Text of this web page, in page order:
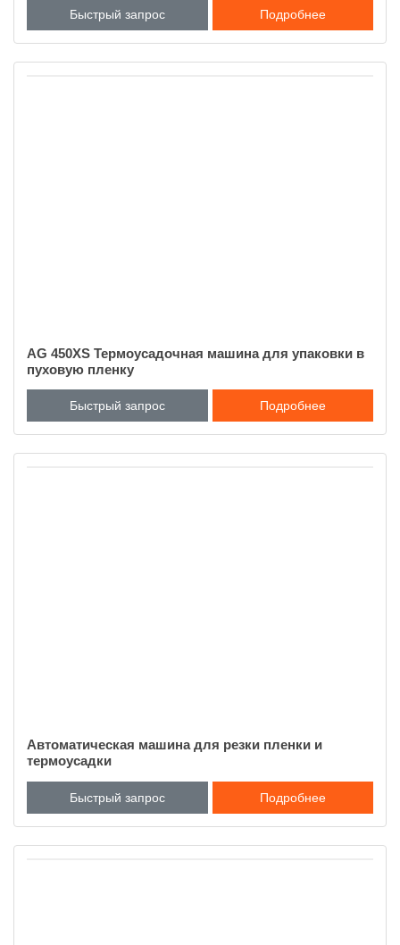
Быстрый запрос Подробнее
AG 450XS Термоусадочная машина для упаковки в
пуховую пленку
Быстрый запрос Подробнее
Автоматическая машина для резки пленки и
термоусадки
Быстрый запрос Подробнее